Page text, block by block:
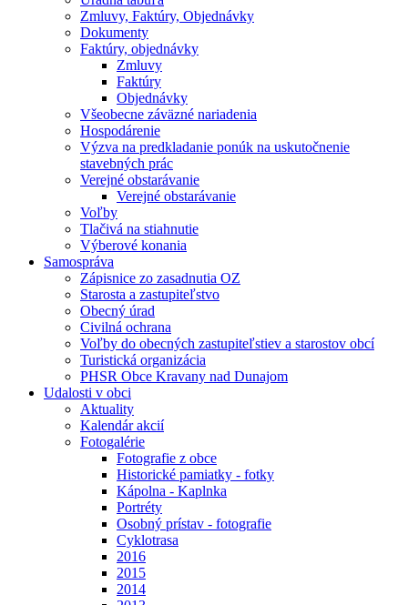
Zmluvy, Faktúry, Objednávky
Dokumenty
Faktúry, objednávky
Zmluvy
Faktúry
Objednávky
Všeobecne záväzné nariadenia
Hospodárenie
Výzva na predkladanie ponúk na uskutočnenie
stavebných prác
Verejné obstarávanie
Verejné obstarávanie
Voľby
Tlačivá na stiahnutie
Výberové konania
Samospráva
Zápisnice zo zasadnutia OZ
Starosta a zastupiteľstvo
Obecný úrad
Civilná ochrana
Voľby do obecných zastupiteľstiev a starostov obcí
Turistická organizácia
PHSR Obce Kravany nad Dunajom
Udalosti v obci
Aktuality
Kalendár akcií
Fotogalérie
Fotografie z obce
Historické pamiatky - fotky
Kápolna - Kaplnka
Portréty
Osobný prístav - fotografie
Cyklotrasa
2016
2015
2014